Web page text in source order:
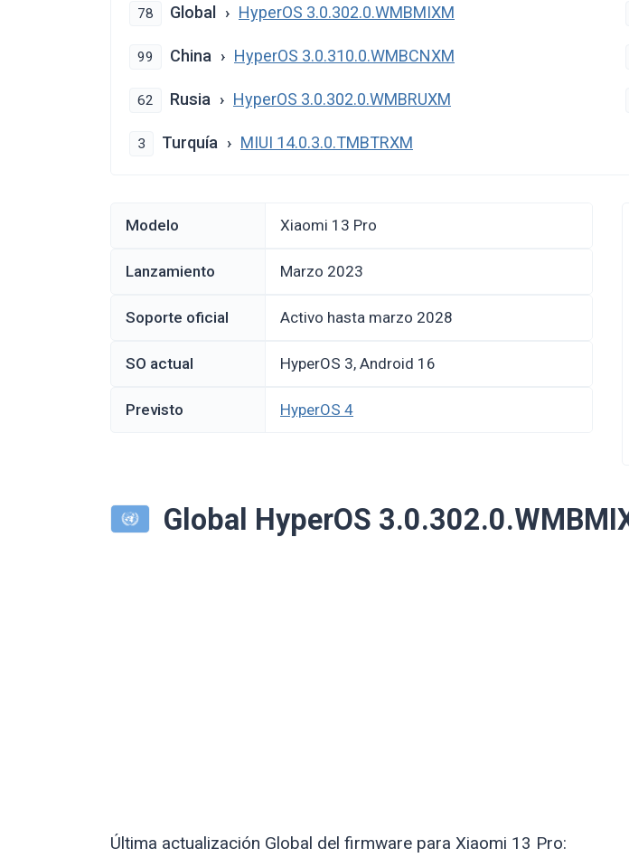
78 Global HyperOS 3.0.302.0.WMBMIXM
99 China HyperOS 3.0.310.0.WMBCNXM
62 Rusia HyperOS 3.0.302.0.WMBRUXM
3 Turquía MIUI 14.0.3.0.TMBTRXM
Modelo Xiaomi 13 Pro
Lanzamiento marzo 2023
Soporte oficial Activo hasta marzo 2028
SO actual HyperOS 3, Android 16
Previsto HyperOS 4
Global HyperOS
Última actualización Global del firmware para Xiaomi 13 Pro: